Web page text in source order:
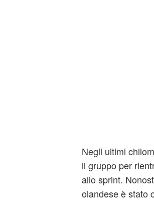
Negli ultimi
il gruppo per
allo sprint.
olandese è stato